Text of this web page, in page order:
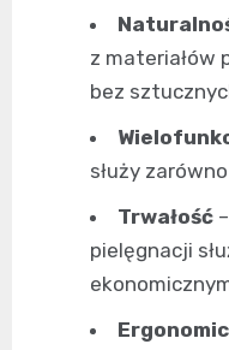
z materiałów
bez
służy
Trwałość
pielęgnacji